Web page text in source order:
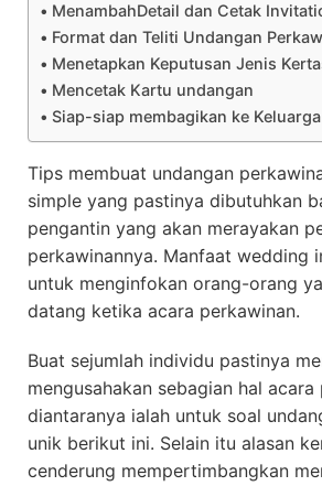
MenambahDetail dan Cetak
Format dan Teliti Undangan
Menetapkan Keputusan Jenis
Mencetak Kartu undangan
Siap-siap membagikan ke Keluarga
Tips membuat undangan
simple yang pastinya dibutuhkan
pengantin yang akan merayakan
perkawinannya. Manfaat wedding
untuk menginfokan orang-orang
datang ketika acara perkawinan.
Buat sejumlah individu pastinya
mengusahakan sebagian hal acara
diantaranya ialah untuk soal
unik berikut ini. Selain itu alasan
cenderung mempertimbangkan